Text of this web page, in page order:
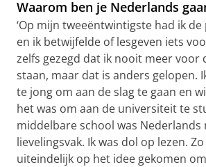
Waarom ben je Nederlands
‘Op mijn tweeëntwintigste had ik
en ik betwijfelde of lesgeven iets
zelfs gezegd dat ik nooit meer voor
staan, maar dat is anders gelopen.
te jong om aan de slag te gaan en
het was om aan de universiteit te
middelbare school was Nederlands
lievelingsvak. Ik was dol op lezen.
uiteindelijk op het idee gekomen